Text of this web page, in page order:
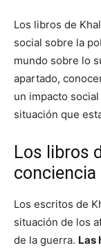
Los libros de
social sobre la
mundo sobre lo
apartado,
un impacto
situación que
Los libros
conciencia
Los escritos de
situación de los
de la guerra. Las